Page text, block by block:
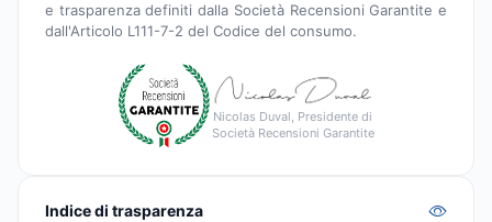
e trasparenza definiti dalla Società Recensioni Garantite e
dall'Articolo L111-7-2 del Codice del consumo.
Nicolas Duval, Presidente di
Società Recensioni Garantite
Indice di trasparenza